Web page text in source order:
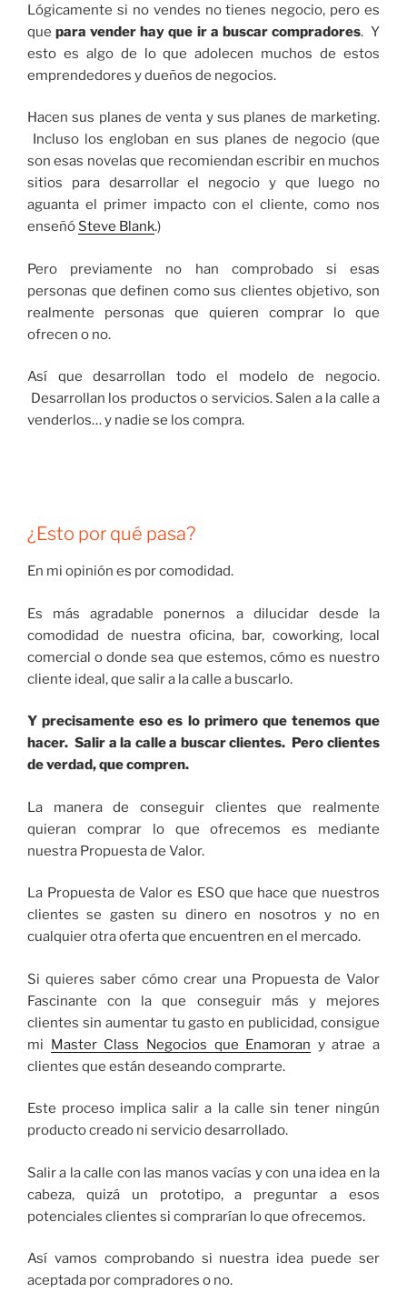
Lógicamente si no vendes no tienes negocio, pero es
quepara vender hay que ir a buscar compradores. Y
esto es algo de lo que adolecen muchos de estos
emprendedores y dueños de negocios.
Hacen sus planes de venta y sus planes de marketing.
Incluso los engloban en sus planes de negocio (que
son esas novelas que recomiendan escribir en muchos
sitios para desarrollar el negocio y que luego no
aguanta el primer impacto con el cliente, como nos
enseñó Steve Blank.)
Pero previamente no han comprobado si esas
personas que definen como sus clientes objetivo, son
realmente personas que quieren comprar lo que
ofrecen o no.
Así que desarrollan todo el modelo de negocio.
Desarrollan los productos o servicios. Salen a la calle a
venderlos… y nadie se los compra.
¿Esto por qué pasa?
En mi opinión es por comodidad.
Es más agradable ponernos a dilucidar desde la
comodidad de nuestra oficina, bar, coworking, local
comercial o donde sea que estemos, cómo es nuestro
cliente ideal, que salir a la calle a buscarlo.
Y precisamente eso es lo primero que tenemos que
hacer. Salir a la calle a buscar clientes. Pero clientes
de verdad, que compren.
La manera de conseguir clientes que realmente
quieran comprar lo que ofrecemos es mediante
nuestra Propuesta de Valor.
La Propuesta de Valor es ESO que hace que nuestros
clientes se gasten su dinero en nosotros y no en
cualquier otra oferta que encuentren en el mercado.
Si quieres saber cómo crear una Propuesta de Valor
Fascinante con la que conseguir más y mejores
clientes sin aumentar tu gasto en publicidad, consigue
mi Master Class Negocios que Enamoran y atrae a
clientes que están deseando comprarte.
Este proceso implica salir a la calle sin tener ningún
producto creado ni servicio desarrollado.
Salir a la calle con las manos vacías y con una idea en la
cabeza, quizá un prototipo, a preguntar a esos
potenciales clientes si comprarían lo que ofrecemos.
Así vamos comprobando si nuestra idea puede ser
aceptada por compradores o no.